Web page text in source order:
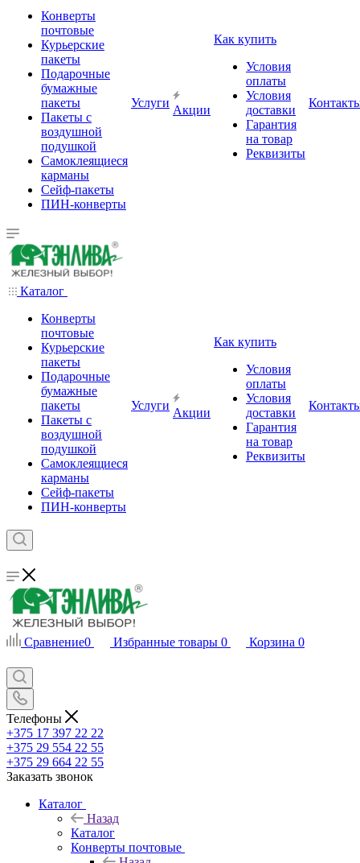
Конверты
почтовые
Курьерские
пакеты
Подарочные
бумажные
пакеты
Пакеты с
воздушной
подушкой
Самоклеящиеся
карманы
Сейф-пакеты
ПИН-конверты
Услуги
Акции
Как купить
Условия
оплаты
Условия
доставки
Гарантия
на товар
Реквизиты
Каталог
Конверты
почтовые
Курьерские
пакеты
Подарочные
бумажные
пакеты
Пакеты с
воздушной
подушкой
Самоклеящиеся
карманы
Сейф-пакеты
ПИН-конверты
Услуги
Акции
Как купить
Условия
оплаты
Условия
доставки
Гарантия
на товар
Реквизиты
Сравнение0 Избранные товары 0 Корзина 0
Телефоны
+375 17 397 22 22
+375 29 554 22 55
+375 29 664 22 55
Заказать звонок
Каталог
Назад
Каталог
Конверты почтовые